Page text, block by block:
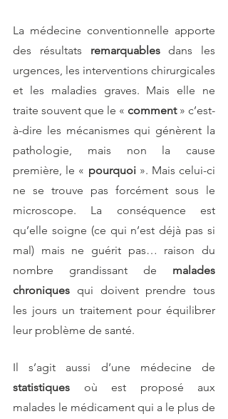
La médecine conventionnelle apporte
des résultats remarquables dans les
urgences, les interventions chirurgicales
et les maladies graves. Mais elle ne
traite souvent que le « comment » c’est-
à-dire les mécanismes qui génèrent la
pathologie, mais non la cause
première, le « pourquoi ». Mais celui-ci
ne se trouve pas forcément sous le
microscope. La conséquence est
qu’elle soigne (ce qui n’est déjà pas si
mal) mais ne guérit pas… raison du
nombre grandissant de malades
chroniques qui doivent prendre tous
les jours un traitement pour équilibrer
leur problème de santé.
statistiques où est proposé aux
malades le médicament qui a le plus de